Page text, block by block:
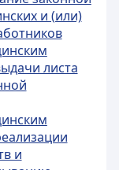
и (или)
листа
и